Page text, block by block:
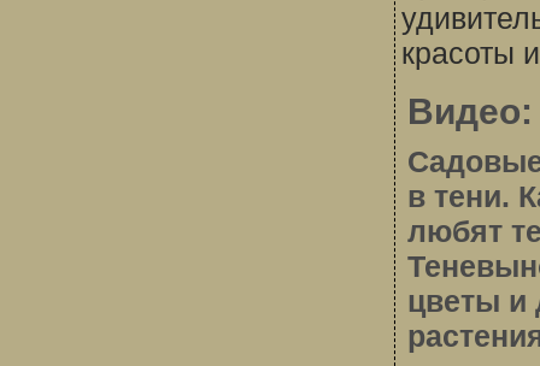
красоты
Видео:
в тени.
любят
цветы и